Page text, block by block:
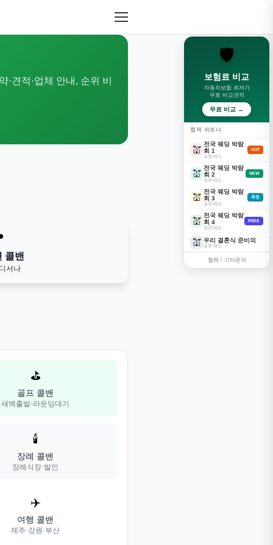
견적·업체 안내, 순위 비
콜밴
서나
⛳
골프 콜밴
새벽출발·라운딩대기
🕯️
장례 콜밴
장례식장·발인
✈️
여행 콜밴
제주·강원·부산
🛡️
보험료 비교
자동차보험 최저가
무료 비교견적
무료 비교 →
협력 파트너
💒
전국 웨딩 박람
회 1
결혼/웨딩
HOT
💒
전국 웨딩 박람
회 2
결혼/웨딩
NEW
💒
전국 웨딩 박람
회 3
결혼/웨딩
추천
💒
전국 웨딩 박람
회 4
결혼/웨딩
FREE
💒 우리 결혼식 준비의
결혼/웨딩
협력 / 기타문의